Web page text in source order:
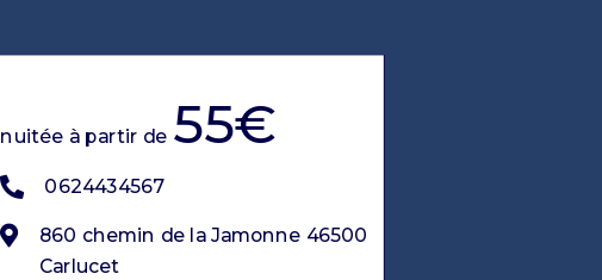
nuitée à partir de 55€
0624434567
860 chemin de la Jamonne 46500
Carlucet